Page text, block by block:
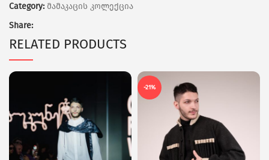
Category: მამაკაცის კოლექცია
Share:
RELATED PRODUCTS
-21%